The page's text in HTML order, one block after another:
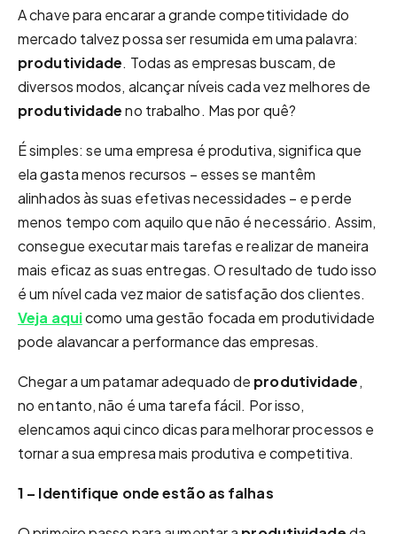
A chave para encarar a grande competitividade do
mercado talvez possa ser resumida em uma palavra:
produtividade. Todas as empresas buscam, de
diversos modos, alcançar níveis cada vez melhores de
produtividadeno trabalho. Mas por quê?
É simples: se uma empresa é produtiva, significa que
ela gasta menos recursos – esses se mantêm
alinhados às suas efetivas necessidades – e perde
menos tempo com aquilo que não é necessário. Assim,
consegue executar mais tarefas e realizar de maneira
mais eficaz as suas entregas. O resultado de tudo isso
é um nível cada vez maior de satisfação dos clientes.
Veja aquicomo uma gestão focada em produtividade
pode alavancar a performance das empresas.
Chegar a um patamar adequado de produtividade,
no entanto, não é uma tarefa fácil. Por isso,
elencamos aqui cinco dicas para melhorar processos e
tornar a sua empresa mais produtiva e competitiva.
1 – Identifique onde estão as falhas